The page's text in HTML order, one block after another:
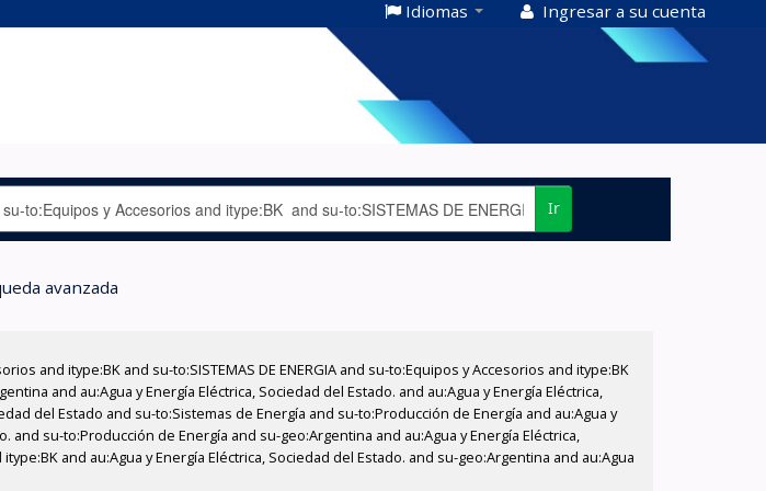
Idiomas Ingresar a su cuenta
Ir
avanzada
and itype:BK and su-to:SISTEMAS DE ENERGIA and su-to:Equipos y Accesorios and itype:BK
and au:Agua y Energía Eléctrica, Sociedad del Estado. and au:Agua y Energía Eléctrica,
del Estado and su-to:Sistemas de Energía and su-to:Producción de Energía and au:Agua y
and su-to:Producción de Energía and su-geo:Argentina and au:Agua y Energía Eléctrica,
and au:Agua y Energía Eléctrica, Sociedad del Estado. and su-geo:Argentina and au:Agua